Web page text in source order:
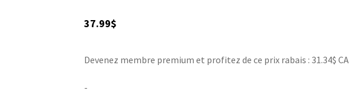
37.99$
Devenez membre premium et profitez de ce prix rabais : 31.34$ CA
-